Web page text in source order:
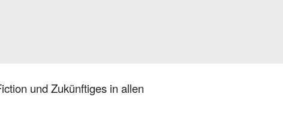
und Zukünftiges in allen